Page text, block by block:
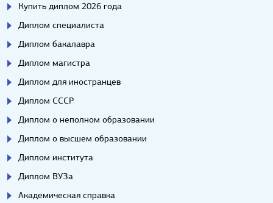
Купить диплом 2026 года
Диплом специалиста
Диплом бакалавра
Диплом магистра
Диплом для иностранцев
Диплом СССР
Диплом о неполном образовании
Диплом о высшем образовании
Диплом института
Диплом ВУЗа
Академическая справка